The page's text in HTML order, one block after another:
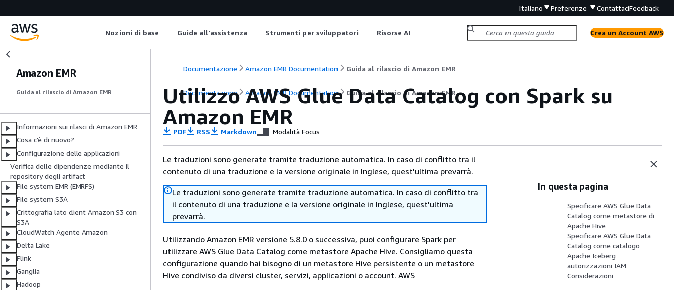
Italiano Preferenze ContattaciFeedback
Nozioni di base Guide all'assistenza Strumenti per sviluppatori Risorse AI Crea un Account AWS
Amazon EMR
Guida al rilascio di Amazon EMR
Informazioni sui rilasci di Amazon EMR
Cosa c'è di nuovo?
Configurazione delle applicazioni
Verifica delle dipendenze mediante il
repository degli artifact
File system EMR (EMRFS)
File system S3A
Crittografia lato client Amazon S3 con
S3A
CloudWatch Agente Amazon
Delta Lake
Flink
Ganglia
Hadoop
Documentazione Amazon EMR Documentation Guida al rilascio di Amazon EMR
Documentazione Amazon EMR Documentation Guida al rilascio di Amazon EMR
Utilizzo AWS Glue Data Catalog con Spark su
Amazon EMR
PDF RSS Markdown Modalità Focus
Le traduzioni sono generate tramite traduzione automatica. In caso di conflitto tra il
contenuto di una traduzione e la versione originale in Inglese, quest'ultima prevarrà.
Le traduzioni sono generate tramite traduzione automatica. In caso di conflitto tra
il contenuto di una traduzione e la versione originale in Inglese, quest'ultima
prevarrà.
Utilizzando Amazon EMR versione 5.8.0 o successiva, puoi configurare Spark per
utilizzare AWS Glue Data Catalog come metastore Apache Hive. Consigliamo questa
configurazione quando hai bisogno di un metastore Hive persistente o un metastore
Hive condiviso da diversi cluster, servizi, applicazioni o account. AWS
In questa pagina
Specificare AWS Glue Data
Catalog come metastore di
Apache Hive
Specificare AWS Glue Data
Catalog come catalogo
Apache Iceberg
autorizzazioni IAM
Considerazioni